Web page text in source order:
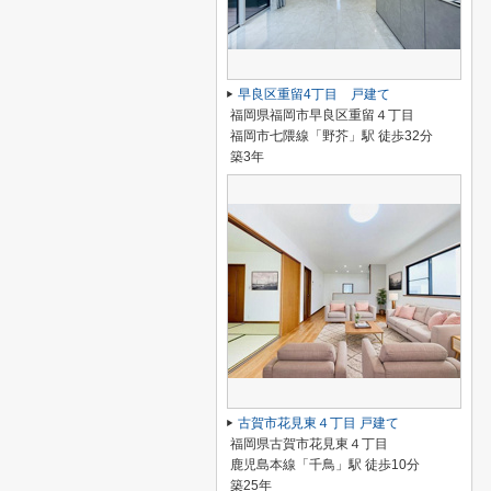
早良区重留4丁目 戸建て
福岡県福岡市早良区重留４丁目
福岡市七隈線「野芥」駅 徒歩32分
築3年
古賀市花見東４丁目 戸建て
福岡県古賀市花見東４丁目
鹿児島本線「千鳥」駅 徒歩10分
築25年